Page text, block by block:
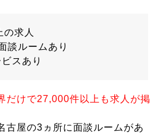
求人
談ルームあり
スあり
だけで27,000件以上も求人が掲
古屋の3ヵ所に面談ルームがあ